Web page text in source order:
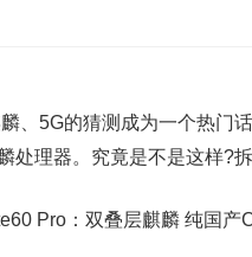
、5G的猜测成为一个热门
处理器。究竟是不是这样?拆